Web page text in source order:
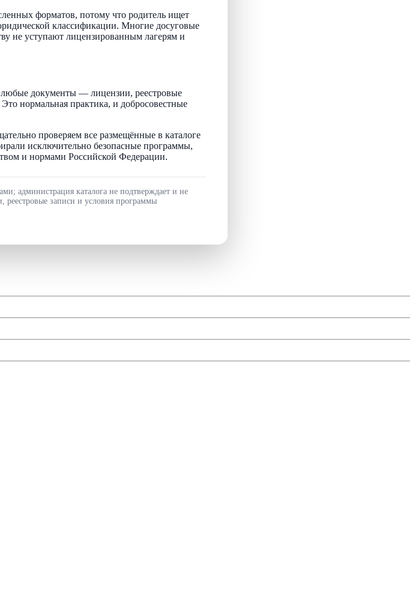
форматов, потому что родитель ищет
классификации. Многие досуговые
не уступают лицензированным лагерям и
любые документы — лицензии, реестровые
нормальная практика, и добросовестные
проверяем все размещённые в каталоге
исключительно безопасные программы,
и нормами Российской Федерации.
администрация каталога не подтверждает и не
реестровые записи и условия программы